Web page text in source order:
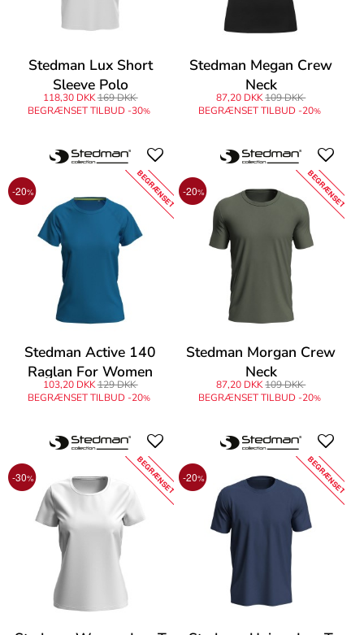
Stedman Lux Short
Sleeve Polo
118,30 DKK169 DKK
BEGRÆNSET TILBUD -30%
Stedman Megan Crew
Neck
87,20 DKK109 DKK
BEGRÆNSET TILBUD -20%
-20% BEGRÆNSET
Stedman Active 140
Raglan For Women
103,20 DKK129 DKK
BEGRÆNSET TILBUD -20%
-20% BEGRÆNSET
Stedman Morgan Crew
Neck
87,20 DKK109 DKK
BEGRÆNSET TILBUD -20%
-30% BEGRÆNSET-20% BEGRÆNSET